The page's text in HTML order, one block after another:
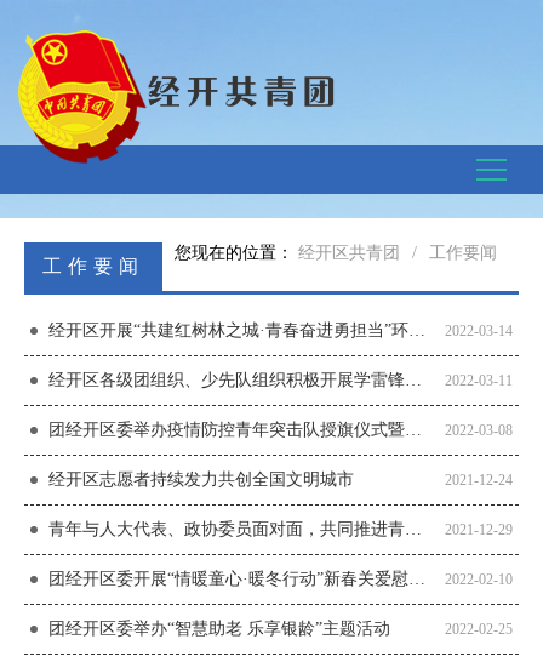
青年一代有理想、有本领、有担当
国家就有前途，民族就有希望
首页
工作要闻
学习路上
文件通知
组织架构
政务公开
工作要闻
您现在的位置： 经开区共青团 / 工作要闻
经开区开展“共建红树林之城·青春奋进勇担当”环保宣传志愿服务活动 2022-03-14
经开区各级团组织、少先队组织积极开展学雷锋志愿服务活动 2022-03-11
团经开区委举办疫情防控青年突击队授旗仪式暨“3.5”学雷锋志愿服务系列主题活动 2022-03-08
经开区志愿者持续发力共创全国文明城市 2021-12-24
青年与人大代表、政协委员面对面，共同推进青少年健康成长 2021-12-29
团经开区委开展“情暖童心·暖冬行动”新春关爱慰问活动 2022-02-10
团经开区委举办“智慧助老 乐享银龄”主题活动 2022-02-25